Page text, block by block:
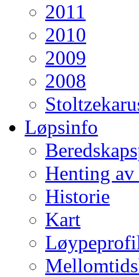
2011
2010
2009
2008
Løpsinfo
Henting
Historie
Kart